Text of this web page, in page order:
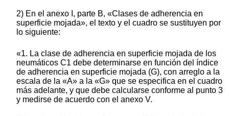
2) En el anexo I, parte B, «Clases de adherencia en
superficie mojada», el texto y el cuadro se sustituyen por
lo siguiente:
«1. La clase de adherencia en superficie mojada de los
neumáticos C1 debe determinarse en función del índice
de adherencia en superficie mojada (G), con arreglo a la
escala de la «A» a la «G» que se especifica en el cuadro
más adelante, y que debe calcularse conforme al punto 3
y medirse de acuerdo con el anexo V.